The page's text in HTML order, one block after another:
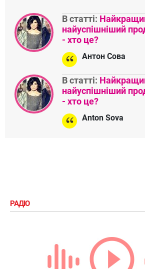
В статті:
найуспішніший
- хто це?
Антон Сова
В статті:
найуспішніший
- хто це?
Anton Sova
РАДІО